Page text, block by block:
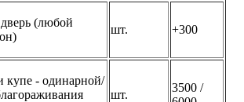
(любой
шт. +300
купе - одинарной/
шт.
3500 /